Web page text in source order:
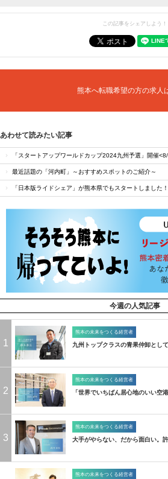
この記事をシェアしよう！
熊本へ転職希望の方の求人
あわせて読みたい記事
「スタートアップワールドカップ2024九州予選」開催
最近話題の「河内町」～おすすめスポットのご紹介～
「日本版ライドシェア」が熊本県でもスタートしました！
今週の人気記事
1
熊本の未来をつくる経営者
九州トップクラスの青果仲卸とし
2
熊本の未来をつくる経営者
「世界でいちばん居心地のいい空
3
熊本の未来をつくる経営者
大手がやらない、だから面白い。
熊本の未来をつくる経営者